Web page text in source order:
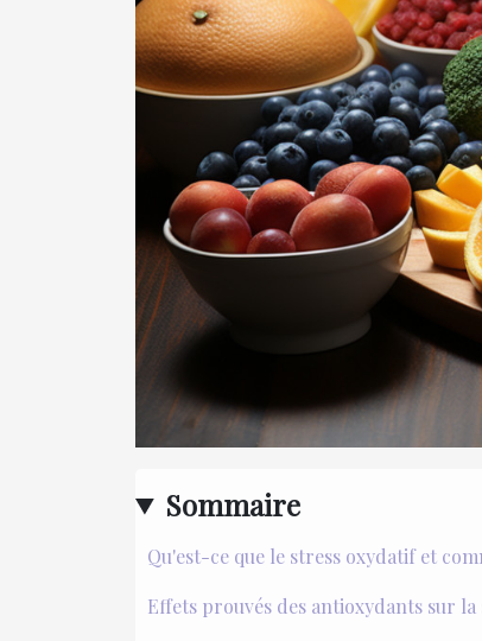
Sommaire
Qu'est-ce que le stress oxydatif et
Effets prouvés des antioxydants sur la